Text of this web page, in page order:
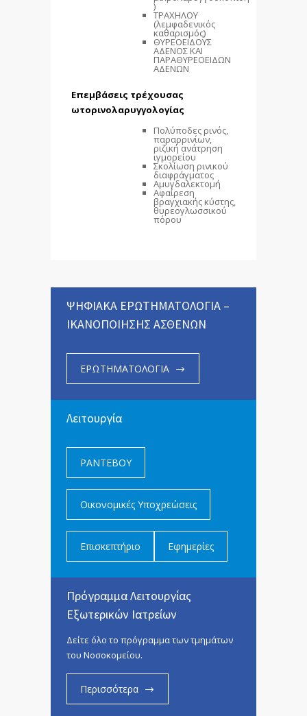
)
ΤΡΑΧΗΛΟΥ
(λεμφαδενικός
καθαρισμός)
ΘΥΡΕΟΕΙΔΟΥΣ
ΑΔΕΝΟΣ ΚΑΙ
ΠΑΡΑΘΥΡΕΟΕΙΔΩΝ
ΑΔΕΝΩΝ
Επεμβάσεις τρέχουσας
ωτορινολαρυγγολογίας
Πολύποδες ρινός,
παραρρινίων,
ριζική ανάτρηση
ιγμορείου
Σκολίωση ρινικού
διαφράγματος
Αμυγδαλεκτομή
Αφαίρεση
βραγχιακής κύστης,
θυρεογλωσσικού
πόρου
ΨΗΦΙΑΚΑ ΕΡΩΤΗΜΑΤΟΛΟΓΙΑ –
ΙΚΑΝΟΠΟΙΗΣΗΣ ΑΣΘΕΝΩΝ
ΕΡΩΤΗΜΑΤΟΛΟΓΙΑ
Λειτουργία
ΡΑΝΤΕΒΟΥ
Οικονομικές Υποχρεώσεις
Επισκεπτήριο Εφημερίες
Πρόγραμμα Λειτουργίας
Εξωτερικών Ιατρείων
Δείτε όλο το πρόγραμμα των τμημάτων
του Νοσοκομείου.
Περισσότερα